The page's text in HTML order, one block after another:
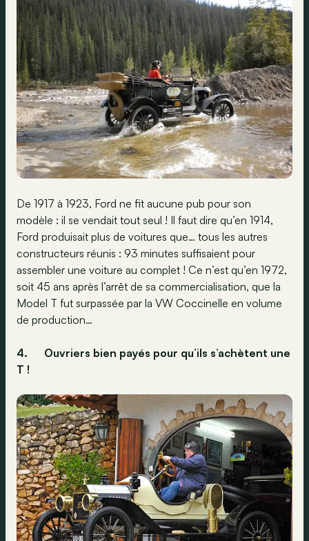
De 1917 à 1923, Ford ne fit aucune pub pour son
modèle : il se vendait tout seul ! Il faut dire qu’en 1914,
Ford produisait plus de voitures que… tous les autres
constructeurs réunis : 93 minutes suffisaient pour
assembler une voiture au complet ! Ce n’est qu’en 1972,
soit 45 ans après l’arrêt de sa commercialisation, que la
Model T fut surpassée par la VW Coccinelle en volume
de production…
4. Ouvriers bien payés pour qu’ils s’achètent une
T !